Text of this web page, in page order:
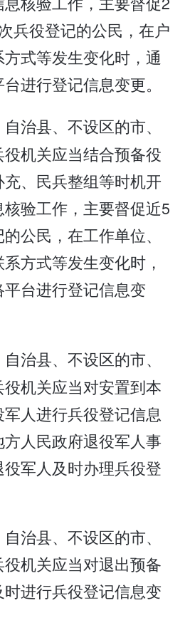
兵役登记的公民，在户
式等发生变化时，通
进行登记信息变更。
治县、不设区的市、
机关应当结合预备役
、民兵整组等时机开
验工作，主要督促近5
公民，在工作单位、
方式等发生变化时，
台进行登记信息变
治县、不设区的市、
机关应当对安置到本
人进行兵役登记信息
人民政府退役军人事
军人及时办理兵役登
治县、不设区的市、
机关应当对退出预备
进行兵役登记信息变